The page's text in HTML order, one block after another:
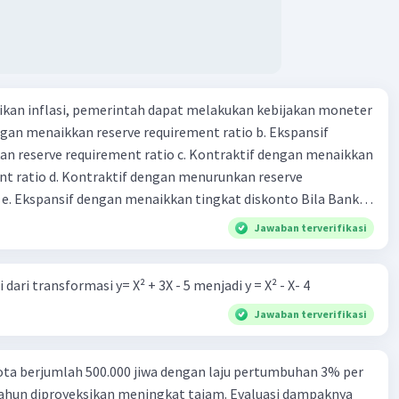
inflasi, pemerintah dapat melakukan kebijakan moneter
menaikkan reserve requirement ratio b. Ekspansif
reserve requirement ratio c. Kontraktif dengan menaikkan
ratio d. Kontraktif dengan menurunkan reserve
dengan menaikkan tingkat diskonto Bila Bank
kebijakan moneter ekspansif, ceteris paribus maka .... a.
di mana bentuk kurva jumlah uang beredar (penawaran
(penawaran uang) naik dari kiri bawah ke kanan atas
di mana bentuk kurva jumlah uang beredar
bunga turun di mana bentuk kurva jumlah uang
Jawaban terverifikasi
transformasi y= X² + 3X - 5 menjadi y = X² - X- 4
Jawaban terverifikasi
berjumlah 500.000 jiwa dengan laju pertumbuhan 3% per
diproyeksikan meningkat tajam. Evaluasi dampaknya